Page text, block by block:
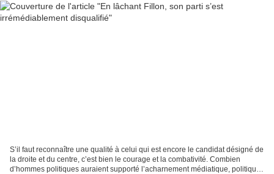
S’il faut reconnaître une qualité à celui qui est encore le candidat désigné de
la droite et du centre, c’est bien le courage et la combativité. Combien
d’hommes politiques auraient supporté l’acharnement médiatique, politique